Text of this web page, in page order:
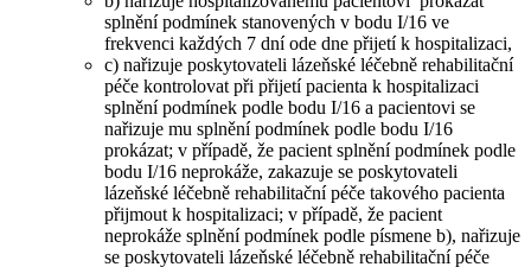
splnění podmínek stanovených v bodu I/16 ve
frekvenci každých 7 dní ode dne přijetí k hospitalizaci,
c) nařizuje poskytovateli lázeňské léčebně rehabilitační
péče kontrolovat při přijetí pacienta k hospitalizaci
splnění podmínek podle bodu I/16 a pacientovi se
nařizuje mu splnění podmínek podle bodu I/16
prokázat; v případě, že pacient splnění podmínek podle
bodu I/16 neprokáže, zakazuje se poskytovateli
lázeňské léčebně rehabilitační péče takového pacienta
přijmout k hospitalizaci; v případě, že pacient
neprokáže splnění podmínek podle písmene b), nařizuje
se poskytovateli lázeňské léčebně rehabilitační péče